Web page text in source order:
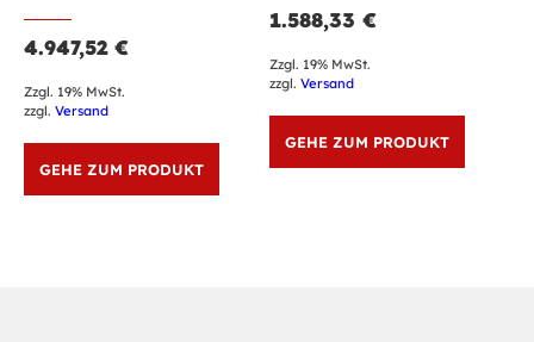
4.947,52€
Zzgl. 19% MwSt.
zzgl.Versand
GEHE ZUM PRODUKT
1.588,33 €
Zzgl. 19% MwSt.
zzgl. Versand
GEHE ZUM PRODUKT